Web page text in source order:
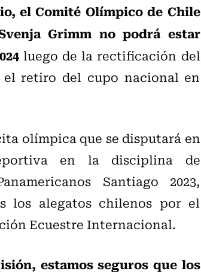
el Comité Olímpico de Chile
Grimm no podrá estar
luego de la rectificación del
retiro del cupo nacional en
olímpica que se disputará en
en la disciplina de
Santiago 2023,
los alegatos chilenos por el
Ecuestre Internacional.
estamos seguros que los